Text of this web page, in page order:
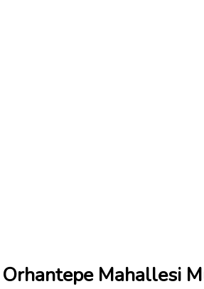
Orhantepe Mahallesi